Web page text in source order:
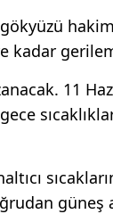
kadar
11
güneş